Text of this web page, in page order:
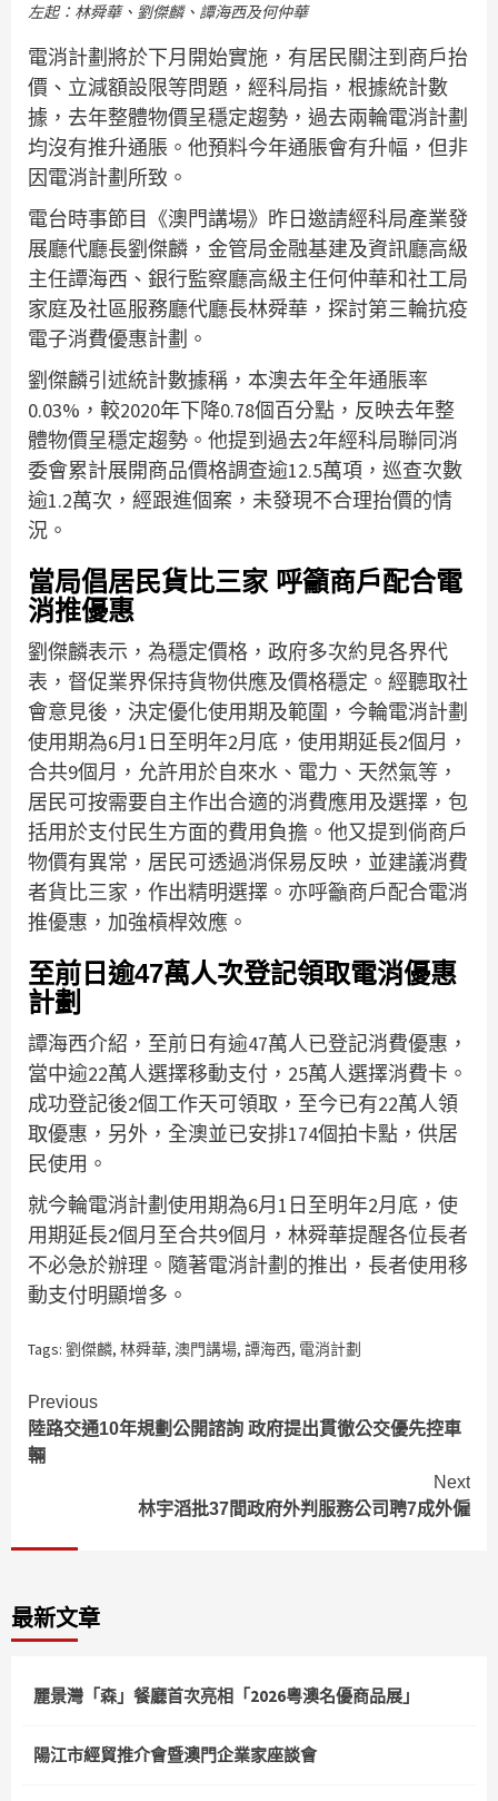
左起：林舜華、劉傑麟、譚海西及何仲華
電消計劃將於下月開始實施，有居民關注到商戶抬
價、立減額設限等問題，經科局指，根據統計數
據，去年整體物價呈穩定趨勢，過去兩輪電消計劃
均沒有推升通脹。他預料今年通脹會有升幅，但非
因電消計劃所致。
電台時事節目《澳門講場》昨日邀請經科局產業發
展廳代廳長劉傑麟，金管局金融基建及資訊廳高級
主任譚海西、銀行監察廳高級主任何仲華和社工局
家庭及社區服務廳代廳長林舜華，探討第三輪抗疫
電子消費優惠計劃。
劉傑麟引述統計數據稱，本澳去年全年通脹率
0.03%，較2020年下降0.78個百分點，反映去年整
體物價呈穩定趨勢。他提到過去2年經科局聯同消
委會累計展開商品價格調查逾12.5萬項，巡查次數
逾1.2萬次，經跟進個案，未發現不合理抬價的情
況。
當局倡居民貨比三家 呼籲商戶配合電
消推優惠
劉傑麟表示，為穩定價格，政府多次約見各界代
表，督促業界保持貨物供應及價格穩定。經聽取社
會意見後，決定優化使用期及範圍，今輪電消計劃
使用期為6月1日至明年2月底，使用期延長2個月，
合共9個月，允許用於自來水、電力、天然氣等，
居民可按需要自主作出合適的消費應用及選擇，包
括用於支付民生方面的費用負擔。他又提到倘商戶
物價有異常，居民可透過消保易反映，並建議消費
者貨比三家，作出精明選擇。亦呼籲商戶配合電消
推優惠，加強槓桿效應。
至前日逾47萬人次登記領取電消優惠
計劃
譚海西介紹，至前日有逾47萬人已登記消費優惠，
當中逾22萬人選擇移動支付，25萬人選擇消費卡。
成功登記後2個工作天可領取，至今已有22萬人領
取優惠，另外，全澳並已安排174個拍卡點，供居
民使用。
就今輪電消計劃使用期為6月1日至明年2月底，使
用期延長2個月至合共9個月，林舜華提醒各位長者
不必急於辦理。隨著電消計劃的推出，長者使用移
動支付明顯增多。
Tags: 劉傑麟, 林舜華, 澳門講場, 譚海西, 電消計劃
Continue
Reading
Previous
陸路交通10年規劃公開諮詢 政府提出貫徹公交優先控車
輛
Next
林宇滔批37間政府外判服務公司聘7成外僱
最新文章
麗景灣「森」餐廳首次亮相「2026粵澳名優商品展」
陽江市經貿推介會暨澳門企業家座談會